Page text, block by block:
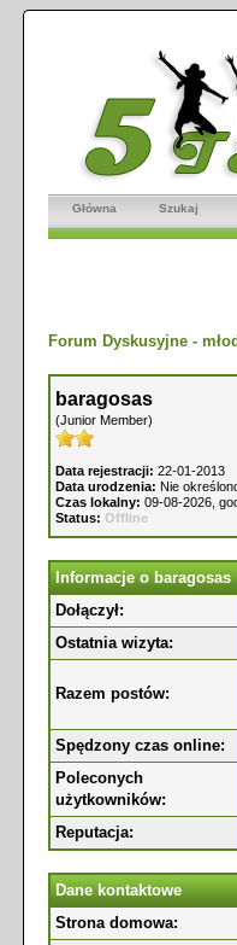
Główna Szukaj
Forum Dyskusyjne -
baragosas
(Junior Member)
Data rejestracji: 22-01-2013
Data urodzenia: Nie
Czas lokalny: 09-08-2026,
Status: Offline
Informacje o baragosas
Dołączył:
Ostatnia wizyta:
Razem postów:
Spędzony czas online:
Poleconych
użytkowników:
Reputacja:
Dane kontaktowe
Strona domowa: